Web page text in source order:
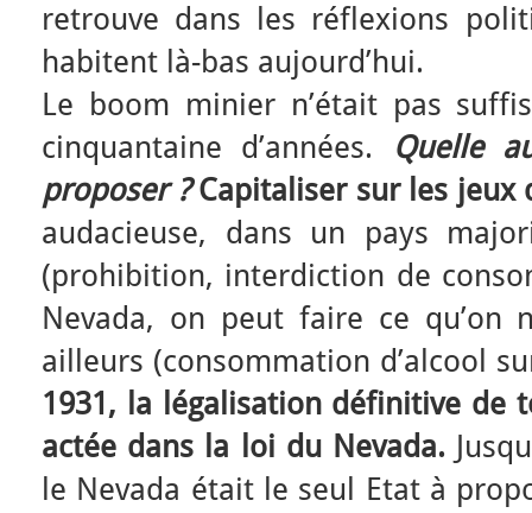
retrouve dans les réflexions
habitent là-bas aujourd’hui.
Le boom minier n’était pas
cinquantaine d’années.
Quelle
proposer ? Capitaliser sur les jeux
audacieuse, dans un pays
(prohibition, interdiction de
Nevada, on peut faire ce qu’on
ailleurs (consommation d’alcool
1931, la légalisation définitive de
actée dans la loi du Nevada.
le Nevada était le seul Etat à